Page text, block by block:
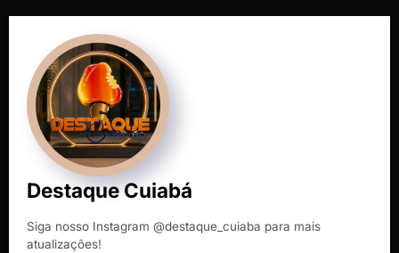
Destaque Cuiabá
Siga nosso Instagram @destaque_cuiaba para mais
atualizações!